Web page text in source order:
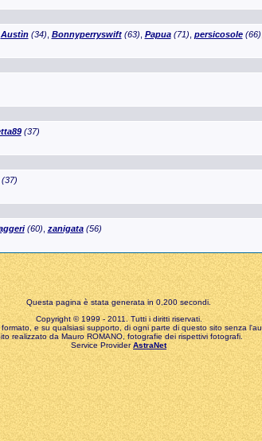
Austìn(34), Bonnyperryswift(63), Papua(71), persicosole(66)
(37)
(60), zanigata(56)
Questa pagina è stata generata in 0,200 secondi.
Copyright © 1999 - 2011. Tutti i diritti riservati.
e su qualsiasi supporto, di ogni parte di questo sito senza
realizzato da Mauro ROMANO, fotografie dei rispettivi fotografi.
Service ProviderAstraNet